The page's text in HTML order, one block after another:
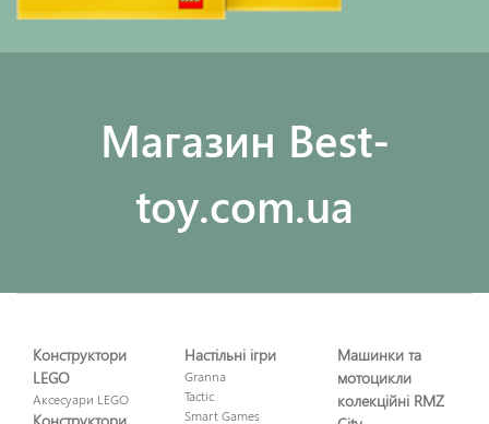
Maгазин Best-
toy.com.ua
Конструктори
LEGO
Аксесуари LEGO
Конструктори
Настільні ігри
Granna
Tactic
Smart Games
Машинки та
мотоцикли
колекційні RMZ